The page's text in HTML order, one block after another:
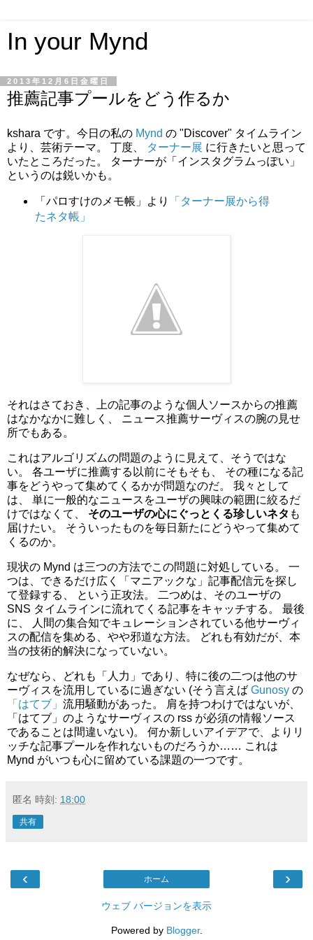
In your Mynd
2013年12月6日金曜日
推薦記事プールをどう作るか
kshara です。今日の私の Mynd の "Discover" タイムライン
より、芸術テーマ。 丁度、
ターナー展 に行きたいと思って
いたところだった。 ターナーが「インスタグラムっぽい」
というのは鋭いかも。
「パロすけのメモ帳」より
「ターナー展から得
たネタ帳」
それはさておき、上の記事のような個人ソースからの推薦
はなかなかに難しく、 ニュース推薦サーヴィスの腕の見せ
所でもある。
これはアルゴリズムの問題のように見えて、そうではな
い。 各ユーザに推薦する以前にそもそも、 その種になる記
事をどうやって集めてくるかが問題なのだ。 我々として
は、 単に一般的なニュースをユーザの興味の範囲に絞るだ
けではなくて、 そのユーザの心にぐっとくる珍しいネタ も
届けたい。 そういったものを毎日新たにどうやって集めて
くるのか。
現状の Mynd は三つの方法でこの問題に対処している。 一
つは、できるだけ広く「マニアックな」記事配信元を探し
て登録する、 という正攻法。 二つめは、そのユーザの
SNS タイムラインに流れてくる記事をキャッチする。 最後
に、 人間の集合知でキュレーションされている他サーヴィ
スの配信を集める、やや邪道な方法。 どれも有効だが、本
当の技術的解決になっていない。
なぜなら、どれも「人力」であり、特に後の二つは他のサ
ーヴィスを流用しているに過ぎない (そう言えば Gunosy の
「はてブ」 流用騒動があった。 肩を持つわけではないが、
「はてブ」のようなサーヴィスの rss が必須の情報ソース
であることは間違いない)。 何か新しいアイデアで、よりリ
ッチな記事プールを作れないものだろうか…… これは
Mynd がいつも心に留めている課題の一つです。
匿名 時刻: 18:00
共有
‹ ›
ホーム
ウェブ バージョンを表示
Powered by Blogger.